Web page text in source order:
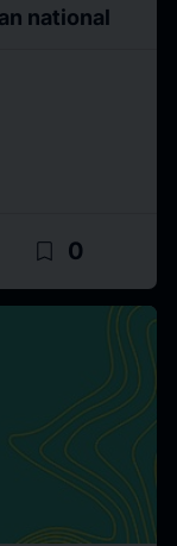
national
bookmark_border 0